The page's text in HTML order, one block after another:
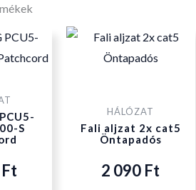
S
Ft
HÁLÓZAT
Fali aljzat 2x cat5
Öntapadós
2 090 Ft